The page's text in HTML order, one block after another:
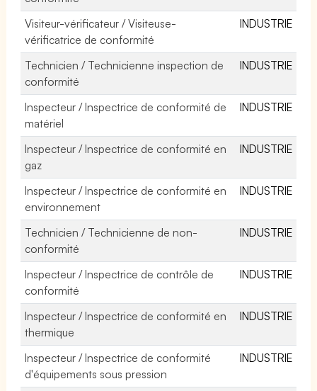
Visiteur-vérificateur / Visiteuse-
vérificatrice de conformité
INDUSTRIE
Technicien / Technicienne inspection de
conformité
INDUSTRIE
Inspecteur / Inspectrice de conformité de
matériel
INDUSTRIE
Inspecteur / Inspectrice de conformité en
gaz
INDUSTRIE
Inspecteur / Inspectrice de conformité en
environnement
INDUSTRIE
Technicien / Technicienne de non-
conformité
INDUSTRIE
Inspecteur / Inspectrice de contrôle de
conformité
INDUSTRIE
Inspecteur / Inspectrice de conformité en
thermique
INDUSTRIE
Inspecteur / Inspectrice de conformité
d'équipements sous pression
INDUSTRIE